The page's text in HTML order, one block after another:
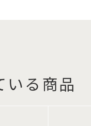
いる商品